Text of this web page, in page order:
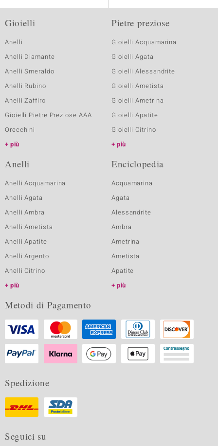
Gioielli
Anelli
Anelli Diamante
Anelli Smeraldo
Anelli Rubino
Anelli Zaffiro
Gioielli Pietre Preziose AAA
Orecchini
più
Pietre preziose
Gioielli Acquamarina
Gioielli Agata
Gioielli Alessandrite
Gioielli Ametista
Gioielli Ametrina
Gioielli Apatite
Gioielli Citrino
più
Anelli
Anelli Acquamarina
Anelli Agata
Anelli Ambra
Anelli Ametista
Anelli Apatite
Anelli Argento
Anelli Citrino
più
Enciclopedia
Acquamarina
Agata
Alessandrite
Ambra
Ametrina
Ametista
Apatite
più
Metodi di Pagamento
Spedizione
Seguici su